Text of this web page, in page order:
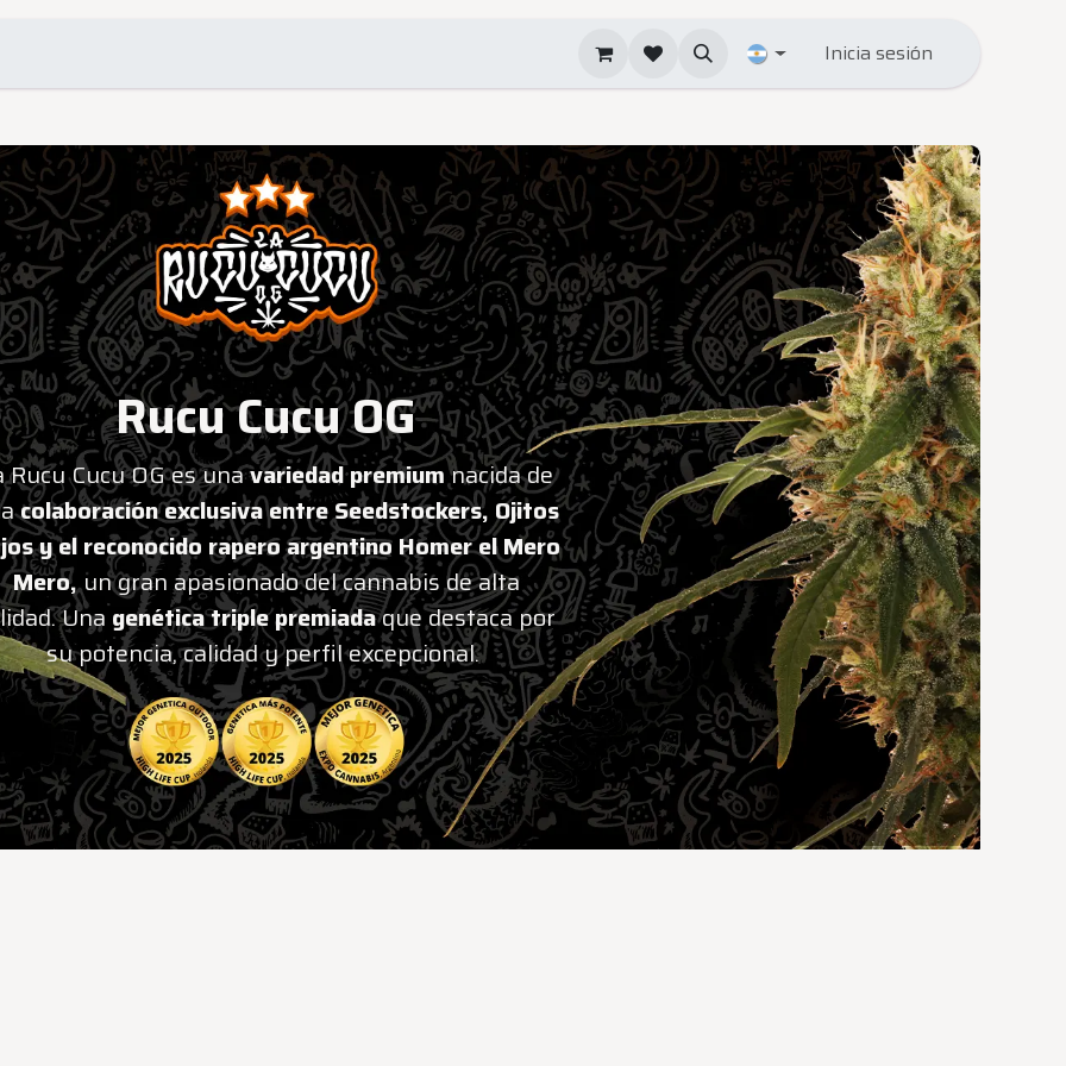
Inicia sesión
Rucu Cucu OG
Rucu Cucu OG es unavariedad premiumnacida de
colaboración exclusiva entre Seedstockers, Ojitos
y el reconocido rapero argentino Homer el Mero
Mero,un gran apasionado del cannabis de alta
Unagenética triple premiadaque destaca por
su potencia, calidad y perfil excepcional.